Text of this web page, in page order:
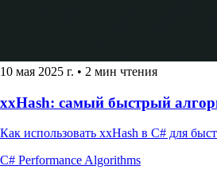
10 мая 2025 г. • 2 мин чтения
xxHash: самый быстрый
Как использовать xxHash в C# для
C# Performance Algorithms